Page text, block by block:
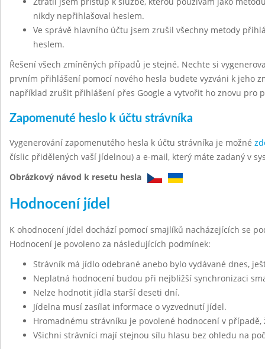
nikdy nepřihlašoval heslem.
Ve správě hlavního účtu jsem zrušil všechny metody
heslem.
Řešení všech zmíněných případů je stejné. Nechte si
prvním přihlášení pomocí nového hesla budete vyzváni k jeho
například zrušit přihlášení přes Google a vytvořit ho znovu pro
Zapomenuté heslo k účtu strávníka
Vygenerování zapomenutého hesla k účtu strávníka je možné
číslic přidělených vaší jídelnou) a e-mail, který máte zadaný v
Obrázkový návod k resetu hesla
Hodnocení jídel
K ohodnocení jídel dochází pomocí smajlíků nacházejících se
Hodnocení je povoleno za následujících podmínek:
Strávník má jídlo odebrané anebo bylo vydávané dnes,
Neplatná hodnocení budou při nejbližší synchronizaci
Nelze hodnotit jídla starší deseti dní.
Jídelna musí zasílat informace o vyzvednutí jídel.
Hromadnému strávníku je povolené hodnocení v
Všichni strávníci mají stejnou sílu hlasu bez ohledu na